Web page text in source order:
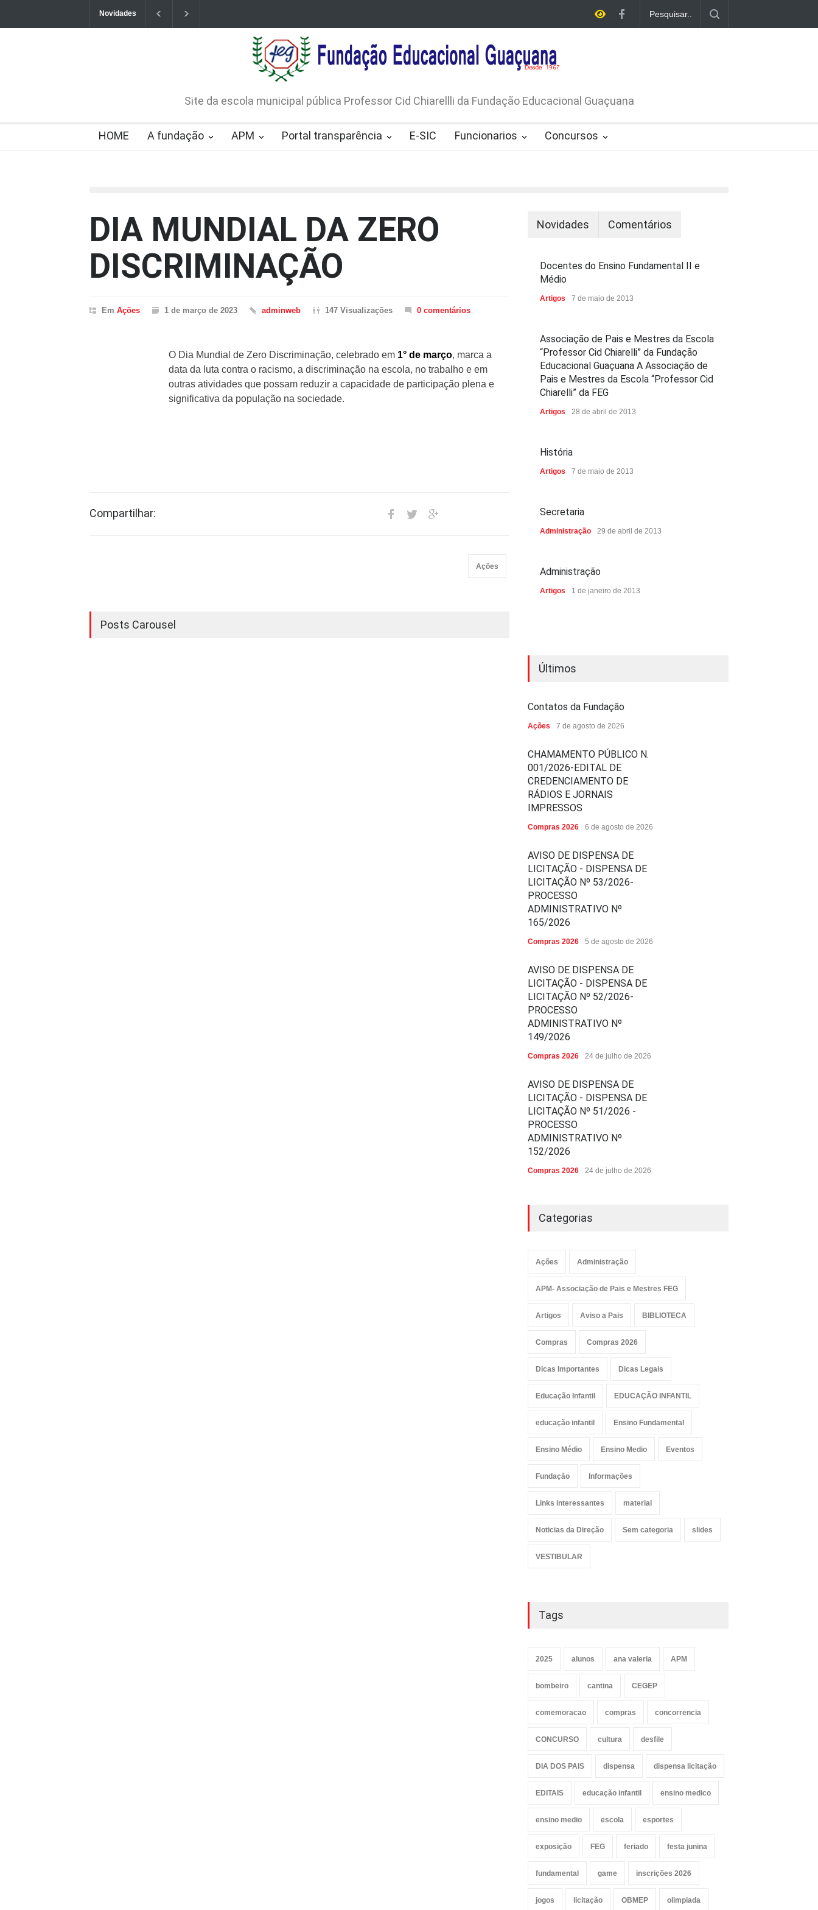
Novidades
CHAMAMENTO PÚBLICO N. 001/2026-EDITAL DE
CREDENCIAMENTO DE RÁDIOS E JORNAIS IMPRESSOS
LICITAÇÃO Nº 53/2026-PROCESSO ADMINISTRATIVO Nº
165/2026
Site da escola municipal pública Professor Cid Chiarellli da Fundação Educacional Guaçuana
HOME A fundação APM Portal transparência E-SIC Funcionarios Concursos
DIA MUNDIAL DA ZERO
DISCRIMINAÇÃO
Em Ações 1 de março de 2023 adminweb 147 Visualizações 0 comentários
O Dia Mundial de Zero Discriminação, celebrado em 1° de março, marca a
data da luta contra o racismo, a discriminação na escola, no trabalho e em
outras atividades que possam reduzir a capacidade de participação plena e
significativa da população na sociedade.
Compartilhar:
Ações
Posts Carousel
Novidades Comentários
Docentes do Ensino Fundamental II e
Médio
Artigos 7 de maio de 2013
Associação de Pais e Mestres da Escola
“Professor Cid Chiarelli” da Fundação
Educacional Guaçuana A Associação de
Pais e Mestres da Escola “Professor Cid
Chiarelli” da FEG
Artigos 28 de abril de 2013
História
Artigos 7 de maio de 2013
Secretaria
Administração 29 de abril de 2013
Administração
Artigos 1 de janeiro de 2013
Últimos
Contatos da Fundação
Ações 7 de agosto de 2026
CHAMAMENTO PÚBLICO N.
001/2026-EDITAL DE
CREDENCIAMENTO DE
RÁDIOS E JORNAIS
IMPRESSOS
Compras 2026 6 de agosto de 2026
AVISO DE DISPENSA DE
LICITAÇÃO - DISPENSA DE
LICITAÇÃO Nº 53/2026-
PROCESSO
ADMINISTRATIVO Nº
165/2026
Compras 2026 5 de agosto de 2026
AVISO DE DISPENSA DE
LICITAÇÃO - DISPENSA DE
LICITAÇÃO Nº 52/2026-
PROCESSO
ADMINISTRATIVO Nº
149/2026
Compras 2026 24 de julho de 2026
AVISO DE DISPENSA DE
LICITAÇÃO - DISPENSA DE
LICITAÇÃO Nº 51/2026 -
PROCESSO
ADMINISTRATIVO Nº
152/2026
Compras 2026 24 de julho de 2026
Categorias
Ações Administração
APM- Associação de Pais e Mestres FEG
Artigos Aviso a Pais BIBLIOTECA
Compras Compras 2026
Dicas Importantes Dicas Legais
Educação Infantil EDUCAÇÃO INFANTIL
educação infantil Ensino Fundamental
Ensino Médio Ensino Medio Eventos
Fundação Informações
Links interessantes material
Noticias da Direção Sem categoria slides
VESTIBULAR
Tags
2025 alunos ana valeria APM
bombeiro cantina CEGEP
comemoracao compras concorrencia
CONCURSO cultura desfile
DIA DOS PAIS dispensa dispensa licitação
EDITAIS educação infantil ensino medico
ensino medio escola esportes
exposição FEG feriado festa junina
fundamental game inscrições 2026
jogos licitação OBMEP olimpiada